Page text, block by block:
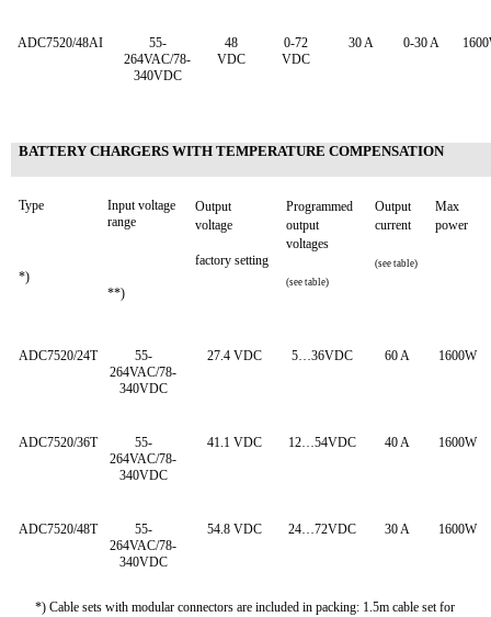
ADC7520/48AI
55-
264VAC/78-
340VDC
48
VDC
0-72
VDC
30 A 0-30 A
BATTERY CHARGERS WITH TEMPERATURE COMPENSATION
Type
*)
Input voltage
range
**)
Output
voltage
factory setting
Programmed
output
voltages
(see table)
Output
current
(see table)
Max
power
ADC7520/24T
55-
264VAC/78-
340VDC
27.4 VDC 5…36VDC 60 A 1600W
ADC7520/36T
55-
264VAC/78-
340VDC
41.1 VDC 12…54VDC 40 A 1600W
ADC7520/48T
55-
264VAC/78-
340VDC
54.8 VDC 24…72VDC 30 A 1600W
*) Cable sets with modular connectors are included in packing: 1.5m cable set for